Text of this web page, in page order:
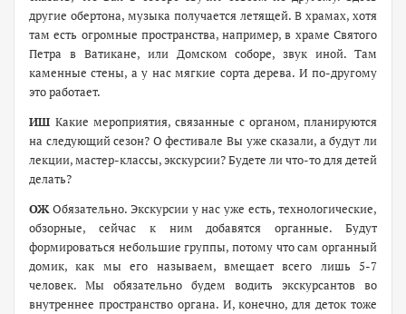
другие обертона, музыка получается летящей. В храмах, хотя
там есть огромные пространства, например, в храме Святого
Петра в Ватикане, или Домском соборе, звук иной. Там
каменные стены, а у нас мягкие сорта дерева. И по-другому
это работает.
ИШ Какие мероприятия, связанные с органом, планируются
на следующий сезон? О фестивале Вы уже сказали, а будут ли
лекции, мастер-классы, экскурсии? Будете ли что-то для детей
делать?
ОЖОбязательно. Экскурсии у нас уже есть, технологические,
обзорные, сейчас к ним добавятся органные. Будут
формироваться небольшие группы, потому что сам органный
домик, как мы его называем, вмещает всего лишь 5-7
человек. Мы обязательно будем водить экскурсантов во
внутреннее пространство органа. И, конечно, для деток тоже